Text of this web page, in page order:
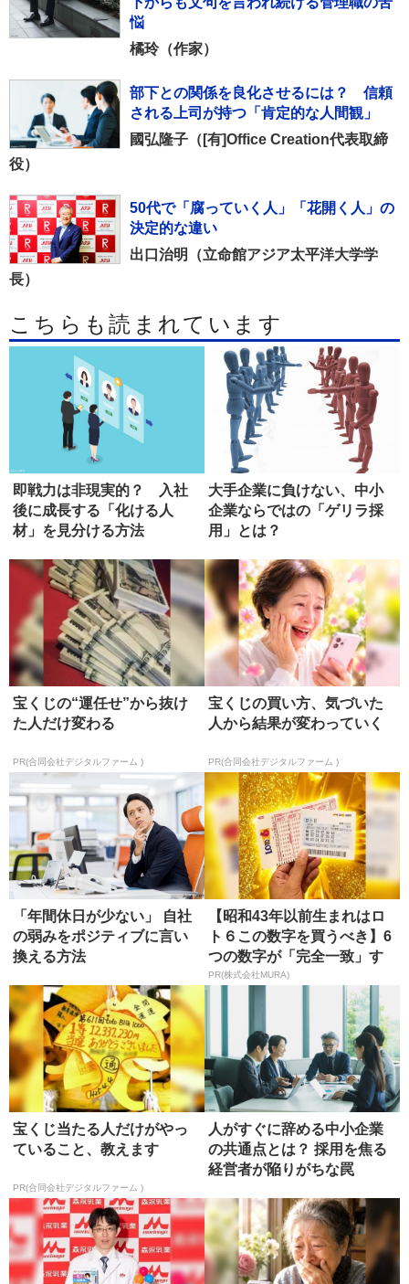
悩
橘玲（作家）
部下との関係を良化させるには？ 信頼
される上司が持つ「肯定的な人間観」
國弘隆子（[有]Office Creation代表取締
役）
50代で「腐っていく人」「花開く人」の
決定的な違い
出口治明（立命館アジア太平洋大学学
長）
こちらも読まれています
即戦力は非現実的？ 入社
後に成長する「化ける人
材」を見分ける方法
大手企業に負けない、中小
企業ならではの「ゲリラ採
用」とは？
宝くじの“運任せ”から抜け
た人だけ変わる
PR(合同会社デジタルファーム )
宝くじの買い方、気づいた
人から結果が変わっていく
PR(合同会社デジタルファーム )
「年間休日が少ない」 自社
の弱みをポジティブに言い
換える方法
【昭和43年以前生まれはロ
ト６この数字を買うべき】6
つの数字が「完全一致」す
る方...
PR(株式会社MURA)
宝くじ当たる人だけがやっ
ていること、教えます
PR(合同会社デジタルファーム )
人がすぐに辞める中小企業
の共通点とは？ 採用を焦る
経営者が陥りがちな罠